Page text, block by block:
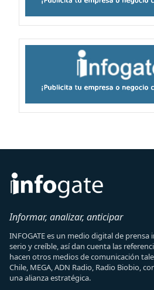
Informar, analizar, anticipar
INFOGATE es un medio digital de
serio y creíble, así dan cuenta las
hacen otros medios de comunicación
Chile, MEGA, ADN Radio, Radio Biobio,
una alianza estratégica.